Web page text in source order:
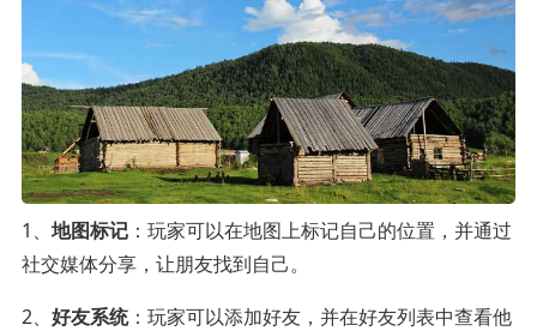
1、 地图标记：玩家可以在地图上标记自己的位置，并通过
社交媒体分享，让朋友找到自己。
2、 好友系统：玩家可以添加好友，并在好友列表中查看他